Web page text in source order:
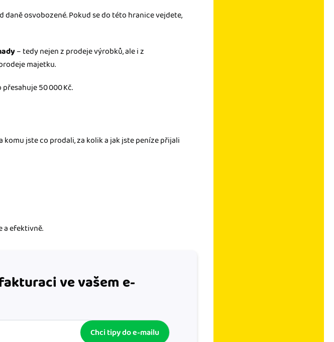
daně osvobozené. Pokud se do této hranice vejdete,
– tedy nejen z prodeje výrobků, ale i z
majetku.
50 000 Kč.
komu jste co prodali, za kolik a jak jste peníze přijali
a efektivně.
ve vašem e-
Chci tipy do e-mailu